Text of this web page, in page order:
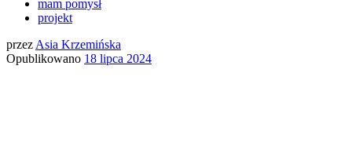
mam pomysł
projekt
przez Asia Krzemińska
Opublikowano 18 lipca 2024